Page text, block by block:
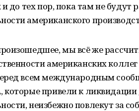
и до тех пор, пока там не будут
американского
мы всё же
американских
всем международным
привели к ликвидации
неизбежно повлекут за